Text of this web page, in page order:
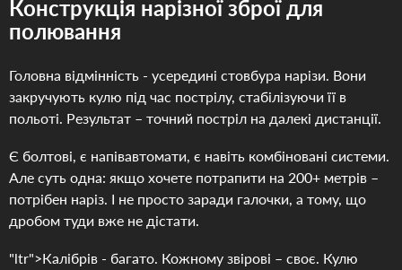
Конструкція нарізної зброї для
полювання
Головна відмінність - усередині стовбура нарізи. Вони
закручують кулю під час пострілу, стабілізуючи її в
польоті. Результат – точний постріл на далекі дистанції.
Є болтові, є напівавтомати, є навіть комбіновані системи.
Але суть одна: якщо хочете потрапити на 200+ метрів –
потрібен наріз. І не просто заради галочки, а тому, що
дробом туди вже не дістати.
"ltr">Калібрів - багато. Кожному звірові – своє. Кулю